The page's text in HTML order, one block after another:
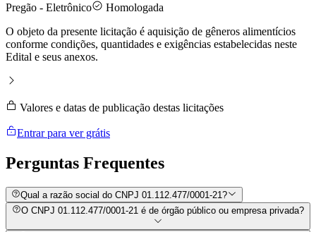
Pregão - Eletrônico
Homologada
O objeto da presente licitação é aquisição de gêneros alimentícios
conforme condições, quantidades e exigências estabelecidas neste
Edital e seus anexos.
Valores e datas de publicação destas licitações
Entrar para ver grátis
Perguntas Frequentes
Qual a razão social do CNPJ 01.112.477/0001-21?
O CNPJ 01.112.477/0001-21 é de órgão público ou empresa privada?